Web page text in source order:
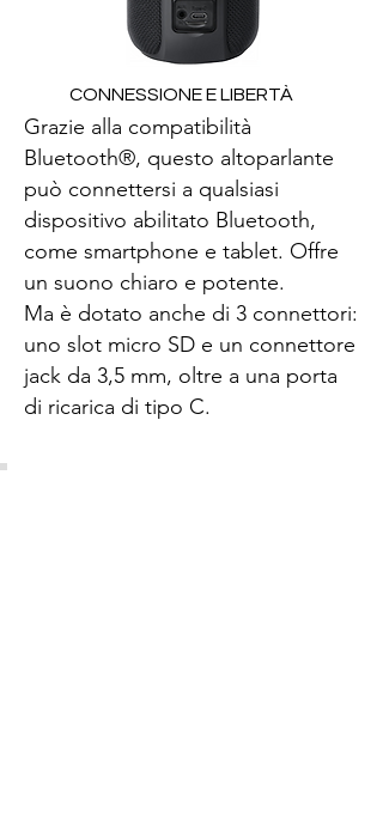
CONNESSIONE E LIBERTÀ
Grazie alla compatibilità
Bluetooth®, questo altoparlante
può connettersi a qualsiasi
dispositivo abilitato Bluetooth,
come smartphone e tablet. Offre
un suono chiaro e potente.
Ma è dotato anche di 3 connettori:
uno slot micro SD e un connettore
jack da 3,5 mm, oltre a una porta
di ricarica di tipo C.